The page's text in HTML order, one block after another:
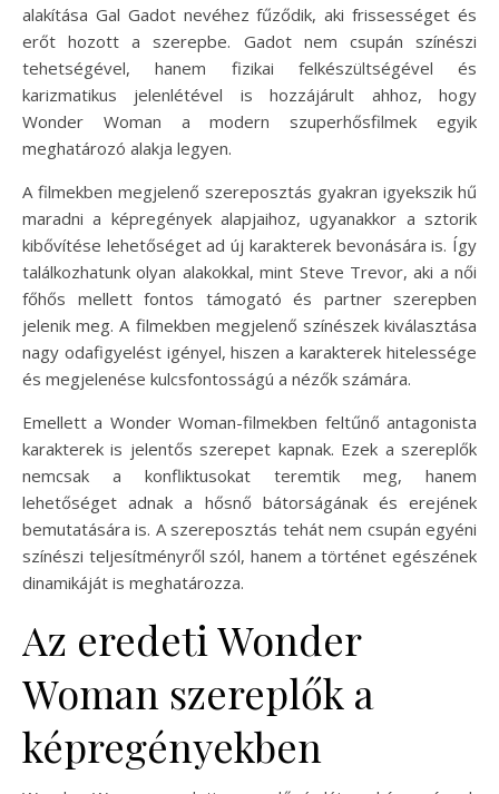
alakítása Gal Gadot nevéhez fűződik, aki frissességet és
erőt hozott a szerepbe. Gadot nem csupán színészi
tehetségével, hanem fizikai felkészültségével és
karizmatikus jelenlétével is hozzájárult ahhoz, hogy
Wonder Woman a modern szuperhősfilmek egyik
meghatározó alakja legyen.
A filmekben megjelenő szereposztás gyakran igyekszik hű
maradni a képregények alapjaihoz, ugyanakkor a sztorik
kibővítése lehetőséget ad új karakterek bevonására is. Így
találkozhatunk olyan alakokkal, mint Steve Trevor, aki a női
főhős mellett fontos támogató és partner szerepben
jelenik meg. A filmekben megjelenő színészek kiválasztása
nagy odafigyelést igényel, hiszen a karakterek hitelessége
és megjelenése kulcsfontosságú a nézők számára.
Emellett a Wonder Woman-filmekben feltűnő antagonista
karakterek is jelentős szerepet kapnak. Ezek a szereplők
nemcsak a konfliktusokat teremtik meg, hanem
lehetőséget adnak a hősnő bátorságának és erejének
bemutatására is. A szereposztás tehát nem csupán egyéni
színészi teljesítményről szól, hanem a történet egészének
dinamikáját is meghatározza.
Az eredeti Wonder
Woman szereplők a
képregényekben